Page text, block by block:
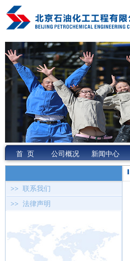
首 页 公司概况 新闻中心
>> 联系我们
>> 法律声明